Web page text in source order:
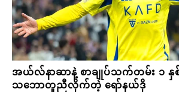
အယ်လ်နာဆာနဲ့ စာချုပ်သက်တမ်း ၁
သဘောတူညီလိုက်တဲ့ ရော်နယ်ဒို